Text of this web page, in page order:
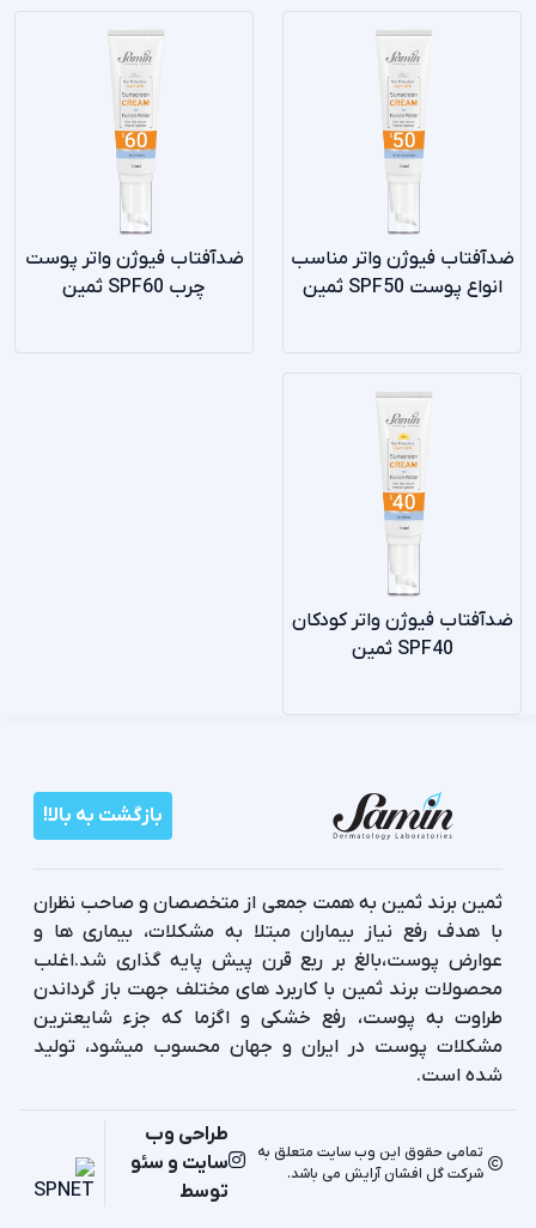
ضدآفتاب فیوژن واتر مناسب
انواع پوست SPF50 ثمین
ضدآفتاب فیوژن واتر پوست
چرب SPF60 ثمین
ضدآفتاب فیوژن واتر کودکان
SPF40 ثمین
بازگشت به بالا!
ثمین برند ثمین به همت جمعی از متخصصان و صاحب نظران
با هدف رفع نیاز بیماران مبتلا به مشکلات، بیماری ها و
عوارض پوست،بالغ بر ربع قرن پیش پایه گذاری شد.اغلب
محصولات برند ثمین با کاربرد های مختلف جهت باز گرداندن
طراوت به پوست، رفع خشکی و اگزما که جزء شایعترین
مشکلات پوست در ایران و جهان محسوب میشود، تولید
شده است.
تمامی حقوق این وب سایت متعلق به
شرکت گل افشان آرایش می باشد.
طراحی وب
سایت و سئو
توسط